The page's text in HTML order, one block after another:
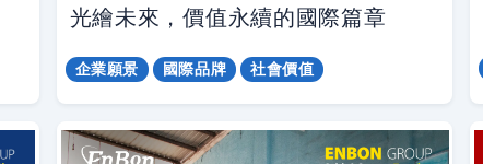
光繪未來，價值永續的國際篇章
企業願景 國際品牌 社會價值